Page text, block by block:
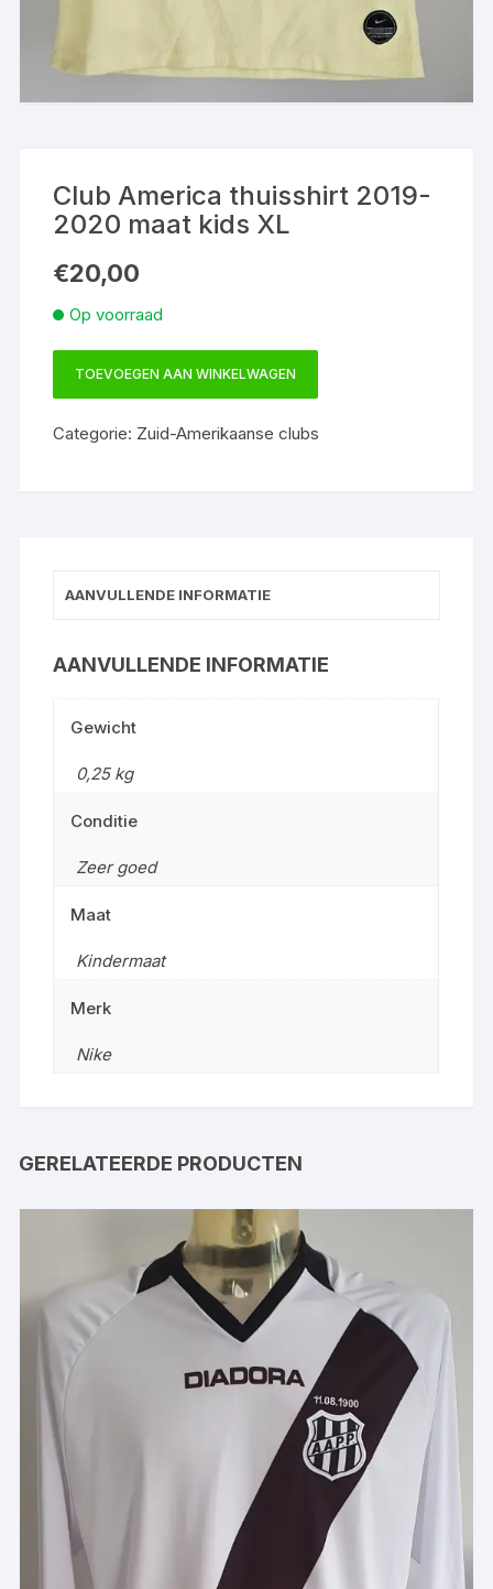
Club America thuisshirt 2019-
2020 maat kids XL
€20,00
Op voorraad
Club
thuisshirt
aantal
TOEVOEGEN AAN WINKELWAGEN
Categorie: Zuid-Amerikaanse clubs
AANVULLENDE INFORMATIE
AANVULLENDE INFORMATIE
Gewicht
0,25 kg
Conditie
Zeer goed
Maat
Kindermaat
Merk
Nike
GERELATEERDE PRODUCTEN